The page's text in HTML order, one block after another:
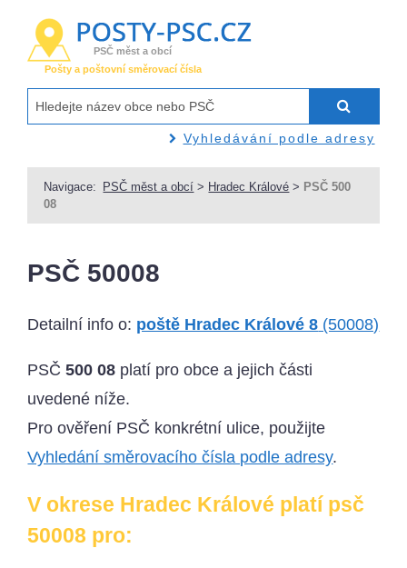
PSČ měst a obcí
Pošty a poštovní směrovací čísla
Vyhledávání podle adresy
Navigace: PSČ měst a obcí > Hradec Králové > PSČ 500
08
PSČ 50008
Detailní info o: poště Hradec Králové 8 (50008)
PSČ500 08 platí pro obce a jejich části
uvedené níže.
Pro ověření PSČ konkrétní ulice, použijte
Vyhledání směrovacího čísla podle adresy.
V okrese Hradec Králové platí psč
50008 pro: